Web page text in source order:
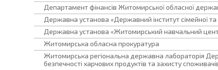
Департамент фінансів Житомирської обласної
Державна установа «Державний інститут сімейної та
Державна установа «Житомирський навчальний
Житомирська обласна прокуратура
Житомирська регіональна державна лабораторія
безпечності харчових продуктів та захисту